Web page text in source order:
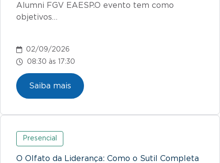
Alumni FGV EAESP.O evento tem como
objetivos…
Saiba mais
02/09/2026
08:30 às 17:30
Presencial
O Olfato da Liderança: Como o Sutil Completa